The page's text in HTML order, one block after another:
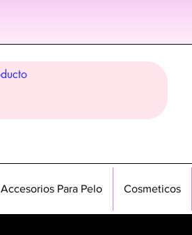
Accesorios Para Pelo Cosmeticos